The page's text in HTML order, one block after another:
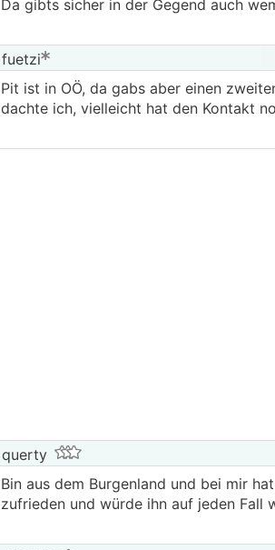
Da gibts sicher in der Gegend auch
fuetzi
Pit ist in OÖ, da gabs aber einen
dachte ich, vielleicht hat den Kontakt
querty
Bin aus dem Burgenland und bei mir
zufrieden und würde ihn auf jeden Fall